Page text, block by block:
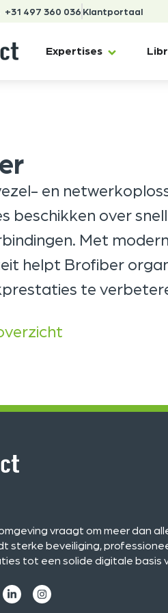
+31 497 360 036 Klantportaal
Expertises
en
beschikken over
Met
helpt Brofiber
te
vraagt om meer dan
sterke beveiliging,
tot een solide digitale basis